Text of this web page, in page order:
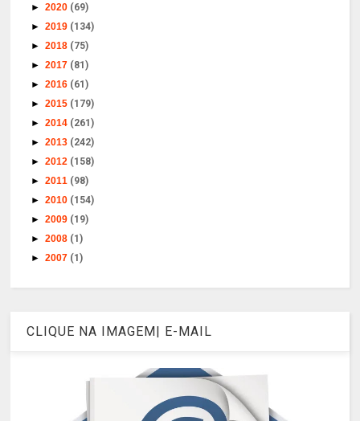
►2020 (69)
►2019 (134)
►2018 (75)
►2017 (81)
►2016 (61)
►2015 (179)
►2014 (261)
►2013 (242)
►2012 (158)
►2011 (98)
►2010 (154)
►2009 (19)
►2008 (1)
►2007 (1)
CLIQUE NA IMAGEM| E-MAIL